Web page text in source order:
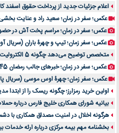
اعلام جزئیات جدید از پرداخت حقوق اسفند
عکس؛ سفر در زمان؛ سعید راد و عنایت بخشی
عکس؛ سفر در زمان؛ مراسم پخت آش در
عکس؛ سفر زمان؛ تیپ و چهرۀ باران (سریال
متخصص توضیح می‌دهد چگونه 5 الکترولیت ضروری را از غذاهای طبیعی دریافت کنید
عکس؛ سفر در زمان؛ خبرهای جالب رمضان 45 سال قبل کشور را ببینید و بخوانید!
عکس؛ سفر زمان؛ چهرۀ اوس موسی (سریال
اولین خرید رمزارز؛ چگونه ریسک را از ابتدا
بیانیه شورای همکاری خلیج فارس درباره
هرگونه اخلال در امنیت مصداق همکاری
بخشنامه مهم بیمه مرکزی درباره ارئه